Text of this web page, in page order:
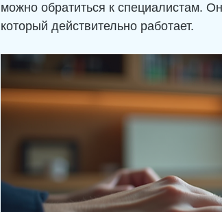
можно обратиться к специалистам.
который действительно работает.